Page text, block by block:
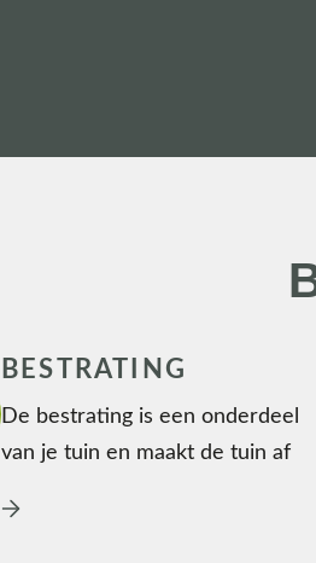
BESTRATING
De bestrating is een onderdeel
van je tuin en maakt de tuin af